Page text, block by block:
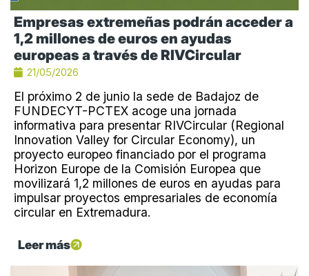
Empresas extremeñas podrán acceder a
1,2 millones de euros en ayudas
europeas a través de RIVCircular
21/05/2026
El próximo 2 de junio la sede de Badajoz de
FUNDECYT-PCTEX acoge una jornada
informativa para presentar RIVCircular (Regional
Innovation Valley for Circular Economy), un
proyecto europeo financiado por el programa
Horizon Europe de la Comisión Europea que
movilizará 1,2 millones de euros en ayudas para
impulsar proyectos empresariales de economía
circular en Extremadura.
Leer más